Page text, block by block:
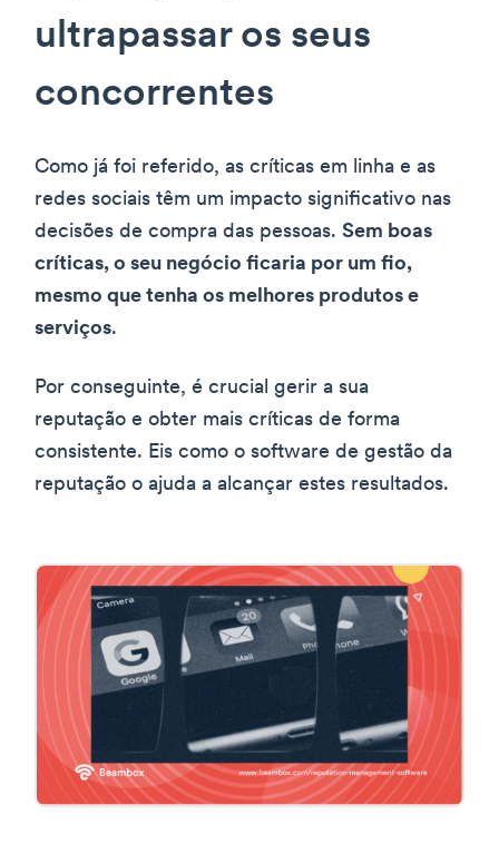
ultrapassar os seus
concorrentes
Como já foi referido, as críticas em linha e as
redes sociais têm um impacto significativo nas
decisões de compra das pessoas. Sem boas
críticas, o seu negócio ficaria por um fio,
mesmo que tenha os melhores produtos e
serviços.
Por conseguinte, é crucial gerir a sua
reputação e obter mais críticas de forma
consistente. Eis como o software de gestão da
reputação o ajuda a alcançar estes resultados.